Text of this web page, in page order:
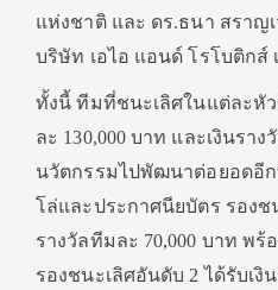
แห่งชาติ และ ดร.ธนา สราญ
บริษัท เอไอ แอนด์ โรโบติกส์
ทั้งนี้ ทีมที่ชนะเลิศในแต่ละหัว
ละ 130,000 บาท และเงินรา
นวัตกรรมไปพัฒนาต่อยอดอีก
โล่และประกาศนียบัตร รองช
รางวัลทีมละ 70,000 บาท พ
รองชนะเลิศอันดับ 2 ได้รับเงิ